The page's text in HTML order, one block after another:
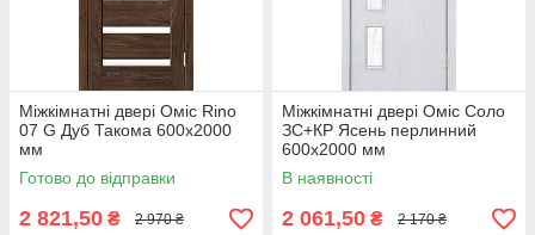
Міжкімнатні двері Оміс Rino
07 G Дуб Такома 600х2000
мм
Готово до відправки
2 821,50 ₴ 2 970 ₴
Міжкімнатні двері Оміс Соло
ЗС+КР Ясень перлинний
600х2000 мм
В наявності
2 061,50 ₴ 2 170 ₴